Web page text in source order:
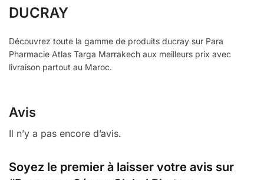
DUCRAY
Découvrez toute la gamme de produits ducray sur Para
Pharmacie Atlas Targa Marrakech aux meilleurs prix avec
livraison partout au Maroc.
Avis
Il n’y a pas encore d’avis.
Soyez le premier à laisser votre avis sur